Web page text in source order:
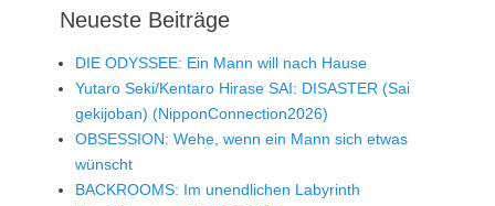
Neueste Beiträge
DIE ODYSSEE: Ein Mann will nach Hause
Yutaro Seki/Kentaro Hirase SAI: DISASTER (Sai
gekijoban) (NipponConnection2026)
OBSESSION: Wehe, wenn ein Mann sich etwas
wünscht
BACKROOMS: Im unendlichen Labyrinth